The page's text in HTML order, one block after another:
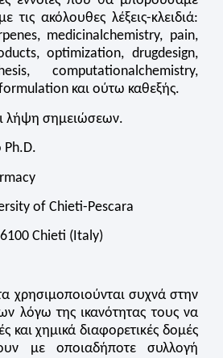
ακόλουθες λέξεις-κλειδιά:
medicinalchemistry, pain,
optimization, drugdesign,
computationalchemistry,
και ούτω καθεξής.
λήψη σημειώσεων.
Ph.D.
of Chieti-Pescara
Chieti (Italy)
χρησιμοποιούνται συχνά στην
λόγω της ικανότητας τους να
και χημικά διαφορετικές δομές
με οποιαδήποτε συλλογή